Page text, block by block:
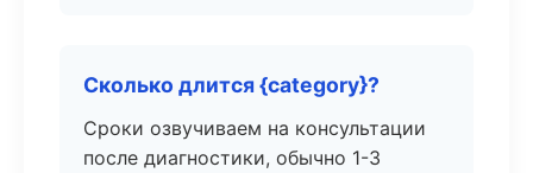
Сколько длится {category}?
Сроки озвучиваем на консультации
после диагностики, обычно 1-3